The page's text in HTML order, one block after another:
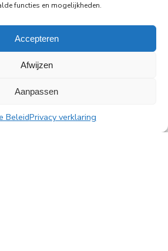
functies en mogelijkheden.
Accepteren
Afwijzen
Aanpassen
BeleidPrivacy verklaring
in Amsterdam
haar hoofdkantoor gevestigd
aan het Amstelplein in
Amsterdam.